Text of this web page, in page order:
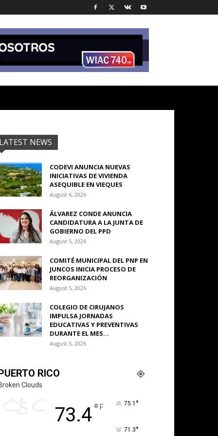
NEWS
CODEVI ANUNCIA NUEVAS
INICIATIVAS DE VIVIENDA
ASEQUIBLE EN VIEQUES
August 6, 2026
ÁLVAREZ CONDE ANUNCIA
CANDIDATURA A LA JUNTA DE
GOBIERNO DEL PPD
August 5, 2026
COMITÉ MUNICIPAL DEL PNP EN
JUNCOS INICIA PROCESO DE
REORGANIZACIÓN
August 5, 2026
COLEGIO DE CIRUJANOS
IMPULSA JORNADAS
EDUCATIVAS Y PREVENTIVAS
DURANTE EL MES...
August 5, 2026
RICO
Clouds
73.4° F 75.1 °
71.3°